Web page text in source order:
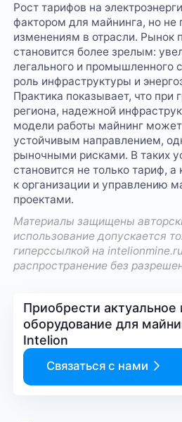
Рост тарифов на
фактором для майнинга, но не
изменениям в отрасли. Рынок
становится более зрелым:
легального и промышленного
роль инфраструктуры и
Практика показывает, что при
региона, надежной
модели работы майнинг может
устойчивым направлением,
рыночными рисками. В таких
становится не только тариф,
к организации и управлению
проектами.
Материалы защищены
использование допускается
гиперссылкой на
распространение без
Приобрести
оборудование для
Intelion
Связаться с нами